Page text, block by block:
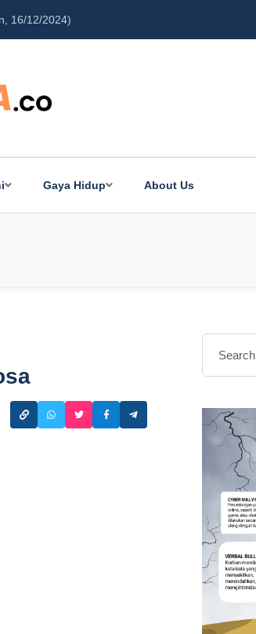
16/12/2024)
Gaya Hidup About Us